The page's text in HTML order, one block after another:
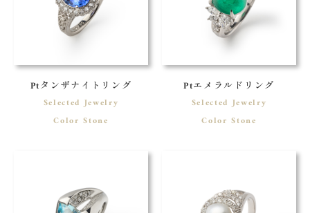
Ptタンザナイトリング
Selected Jewelry
Color Stone
Ptエメラルドリング
Selected Jewelry
Color Stone